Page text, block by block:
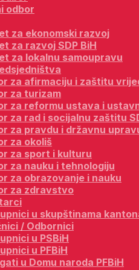
odbor
za ekonomski razvoj
za razvoj SDP BiH
za lokalnu samoupravu
za afirmaciju i zaštitu
za turizam
za reformu ustava i
za rad i socijalnu zaštitu
za pravdu i državnu
za okoliš
za sport i kulturu
za nauku i tehnologiju
za obrazovanje i nauku
za zdravstvo
u skupštinama
/ Odbornici
u PSBiH
u PFBiH
u Domu naroda PFBiH